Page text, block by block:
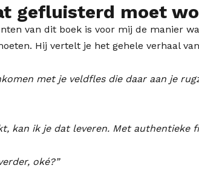
gefluisterd moet
van dit boek is voor mij de manier
Hij vertelt je het gehele verhaal
met je veldfles die daar aan je
kan ik je dat leveren. Met authentieke
oké?”